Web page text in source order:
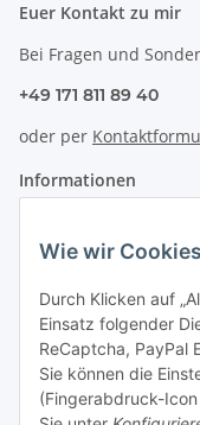
Wie wir
Durch Klicken auf
Einsatz folgender
ReCaptcha, PayPal
Sie können die
(Fingerabdruck-
Euer Kontakt zu mir
Bei Fragen und
+49 171 811 89 40
oder per
Informationen
Zahlung & Versand